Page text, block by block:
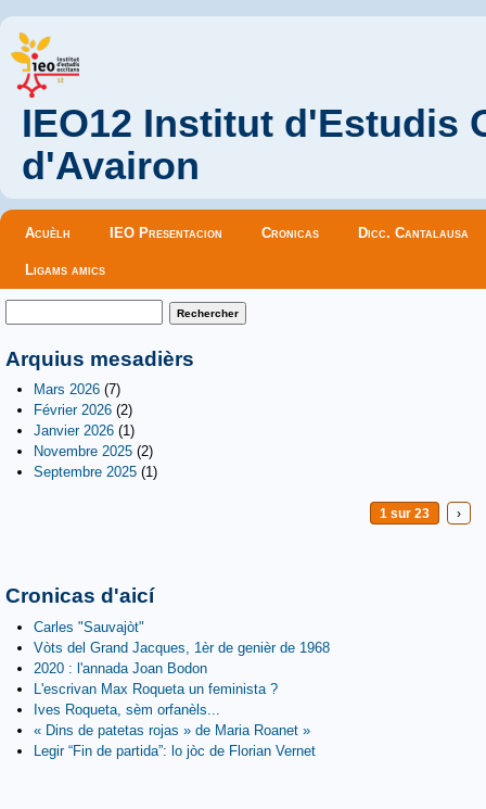
IEO12 Institut d'Estudis
d'Avairon
Menu principal
Acuèlh IEO Presentacion Cronicas Dicc. Cantalausa
Ligams amics
Formulaire de recherche
Arquius mesadièrs
Mars 2026 (7)
Février 2026 (2)
Janvier 2026 (1)
Novembre 2025 (2)
Septembre 2025 (1)
1 sur 23 ›
Cronicas d'aicí
Carles "Sauvajòt"
Vòts del Grand Jacques, 1èr de genièr de 1968
2020 : l'annada Joan Bodon
L'escrivan Max Roqueta un feminista ?
Ives Roqueta, sèm orfanèls...
« Dins de patetas rojas » de Maria Roanet »
Legir “Fin de partida”: lo jòc de Florian Vernet